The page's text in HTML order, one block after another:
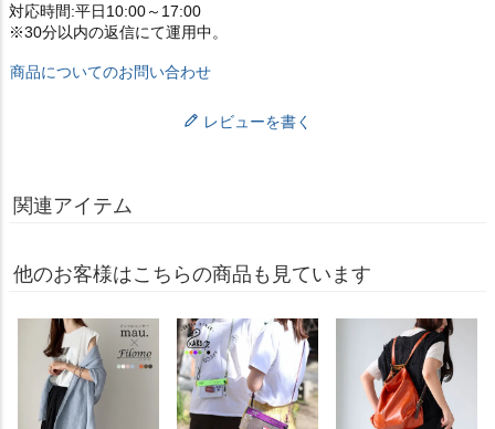
対応時間:平日10:00～17:00
※30分以内の返信にて運用中。
商品についてのお問い合わせ
レビューを書く
関連アイテム
他のお客様はこちらの商品も見ています